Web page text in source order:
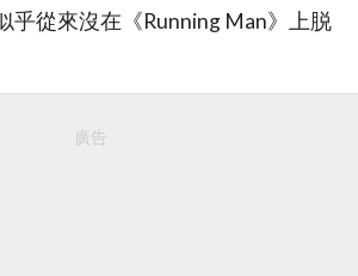
乎從來沒在《Running Man》上脱
廣告